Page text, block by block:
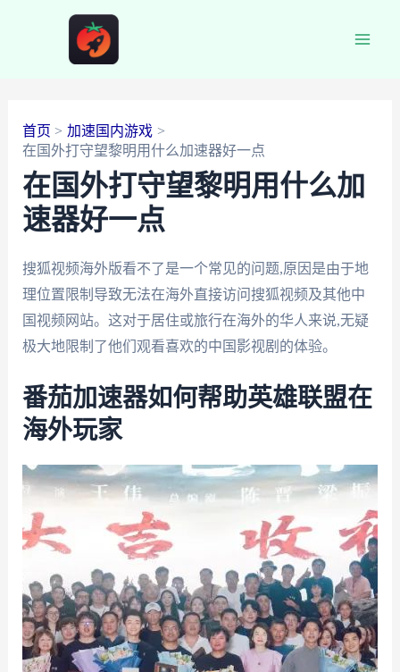
首页
加速国内游戏
在国外打守望黎明用什么加速器好一点
在国外打守望黎明用什么加
速器好一点
搜狐视频海外版看不了是一个常见的问题,原因是由于地
理位置限制导致无法在海外直接访问搜狐视频及其他中
国视频网站。这对于居住或旅行在海外的华人来说,无疑
极大地限制了他们观看喜欢的中国影视剧的体验。
番茄加速器如何帮助英雄联盟在
海外玩家